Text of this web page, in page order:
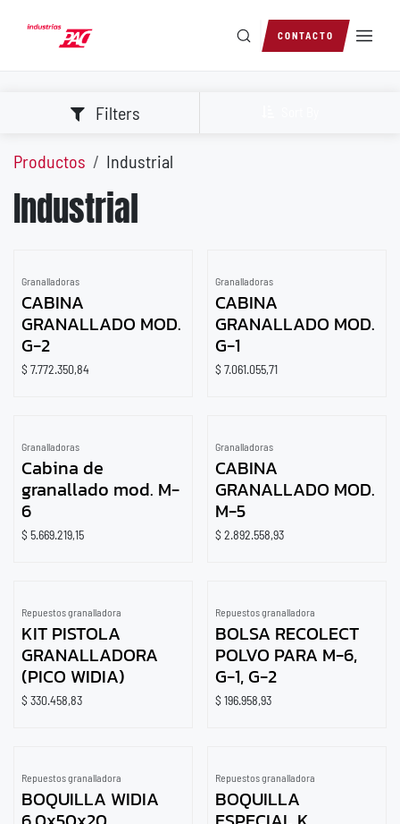
CONTACTO
Filters
Productos Industrial
Industrial
Granalladoras
CABINA
GRANALLADO MOD.
G-2
$7.772.350,84
Granalladoras
CABINA
GRANALLADO MOD.
G-1
$7.061.055,71
Granalladoras
Cabina de
granallado mod. M-
6
$5.669.219,15
Granalladoras
CABINA
GRANALLADO MOD.
M-5
$2.892.558,93
Repuestos granalladora
KIT PISTOLA
GRANALLADORA
(PICO WIDIA)
$330.458,83
Repuestos granalladora
BOLSA RECOLECT
POLVO PARA M-6,
G-1, G-2
$196.958,93
Repuestos granalladora
BOQUILLA WIDIA
Repuestos granalladora
BOQUILLA